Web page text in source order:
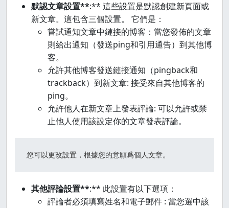
默認文章設置**:** 這些設置是默認創建新頁面或
新文章。這包含三個設置。 它們是：
嘗試通知文章中鏈接的博客：當您發佈的文章
則給出通知（發送ping和引用通告）到其他博
客。
允許其他博客發送鏈接通知（pingback和
trackback）到新文章: 接受來自其他博客的
ping。
允許他人在新文章上發表評論: 可以允許或禁
止他人使用該設定你的文章發表評論。
您可以更改設置，根據您的意願爲個人文章。
其他評論設置**:** 此設置有以下選項：
評論者必須填寫姓名和電子郵件 : 當您選中該